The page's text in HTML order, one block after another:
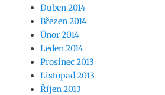
Duben 2014
Březen 2014
Únor 2014
Leden 2014
Prosinec 2013
Listopad 2013
Říjen 2013